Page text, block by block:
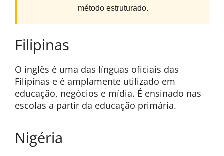
método estruturado.
Filipinas
O inglês é uma das línguas oficiais das
Filipinas e é amplamente utilizado em
educação, negócios e mídia. É ensinado nas
escolas a partir da educação primária.
Nigéria